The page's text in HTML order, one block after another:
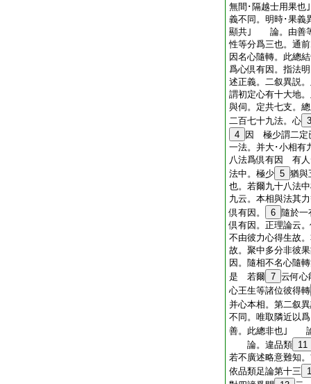
無間･隔越士用果
義不同。明時･果
顯共｣ 論。由善等
性等分爲三也。
因名心隨轉。此
爲心倶有因。指法
述正義。二叙異説
謂初定心有十大地
與伺。定共七支。
二百七十九法。心 3
4
因 極少謂二定
一法。并大･小相有
八法爲倶有因 有人
法中。極少 5 猶與
也。若爾九十八法
九云。本相與法其
倶有因。
6 隨於一
倶有因。正理論云
不由彼力心得生故
故。聚中多分非彼
因。隨相不名心隨
是 若爾 7 云何心
心王生等諸位彼得轉
并心本相。第二叙
不同。唯取隣近
善。此總非也｣ 論
論。違品類 11
若不廣述略意難知
依品類足論第十三